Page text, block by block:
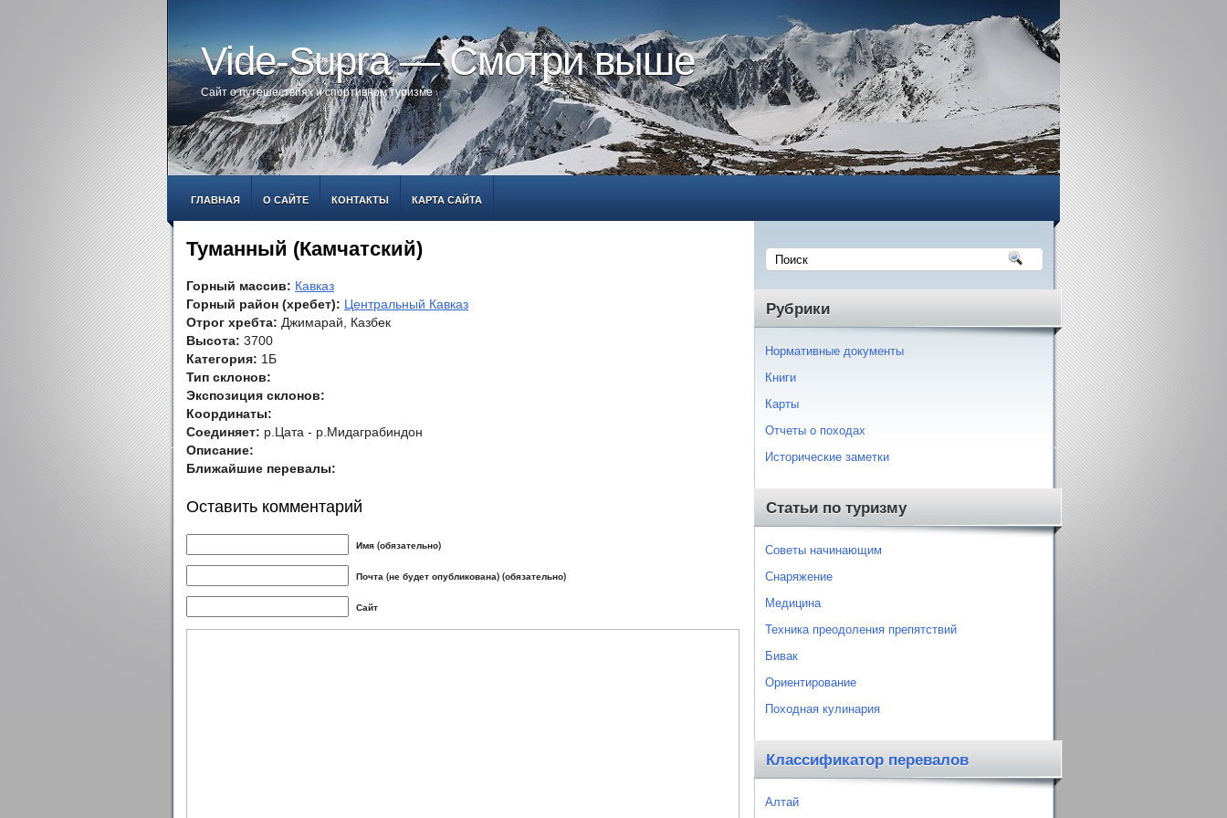
Vide-Supra — Смотри выше
Сайт о путешествиях и спортивном туризме
ГЛАВНАЯ О САЙТЕ КОНТАКТЫ КАРТА САЙТА
Туманный (Камчатский)
Горный массив: Кавказ
Горный район (хребет): Центральный Кавказ
Отрог хребта: Джимарай, Казбек
Высота: 3700
Категория: 1Б
Тип склонов:
Экспозиция склонов:
Координаты:
Соединяет: р.Цата - р.Мидаграбиндон
Описание:
Ближайшие перевалы:
Оставить комментарий
Имя (обязательно)
Почта (не будет опубликована) (обязательно)
Сайт
Рубрики
Нормативные документы
Книги
Карты
Отчеты о походах
Исторические заметки
Статьи по туризму
Советы начинающим
Снаряжение
Медицина
Техника преодоления препятствий
Бивак
Ориентирование
Походная кулинария
Классификатор перевалов
Алтай